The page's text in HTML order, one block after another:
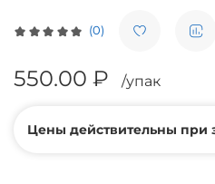
(0)
550.00 ₽ /упак
Цены действительны при